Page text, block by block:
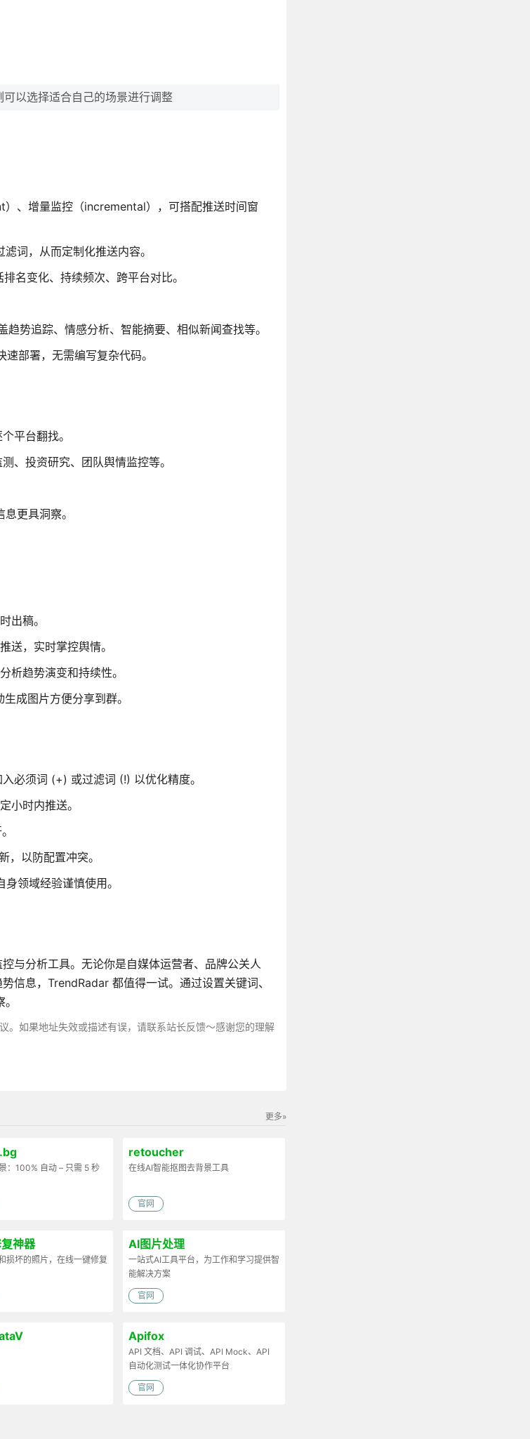
以选择适合自己的场景进行调整
、增量监控（incremental），可搭配推送时间窗
词，从而定制化推送内容。
名变化、持续频次、跨平台对比。
势追踪、情感分析、智能摘要、相似新闻查找等。
部署，无需编写复杂代码。
平台翻找。
、投资研究、团队舆情监控等。
更具洞察。
出稿。
送，实时掌控舆情。
析趋势演变和持续性。
成图片方便分享到群。
必须词 (+) 或过滤词 (!) 以优化精度。
小时内推送。
以防配置冲突。
领域经验谨慎使用。
与分析工具。无论你是自媒体运营者、品牌公关人
信息，TrendRadar 都值得一试。通过设置关键词、
。如果地址失效或描述有误，请联系站长反馈～感谢您的理解
更多»
：100% 自动 – 只需 5 秒
retoucher
在线AI智能抠图去背景工具
官网
神器
损坏的照片，在线一键修复
AI图片处理
一站式AI工具平台，为工作和学习提供智
能解决方案
官网
Apifox
API 文档、API 调试、API Mock、API
自动化测试一体化协作平台
官网